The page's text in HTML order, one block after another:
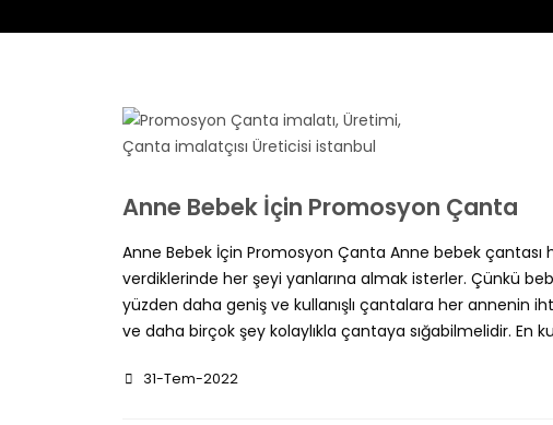
Anne Bebek İçin Promosyon Çanta
Anne Bebek İçin Promosyon Çanta Anne bebek çantası
verdiklerinde her şeyi yanlarına almak isterler. Çünkü
yüzden daha geniş ve kullanışlı çantalara her annenin
ve daha birçok şey kolaylıkla çantaya sığabilmelidir. En
31-Tem-2022